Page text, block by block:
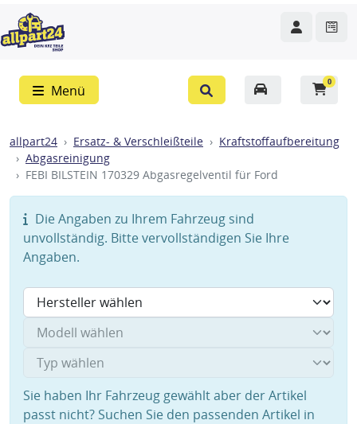
Menü
0
allpart24 Ersatz- & Verschleißteile
Kraftstoffaufbereitung
Abgasreinigung
FEBI BILSTEIN 170329 Abgasregelventil für Ford
Die Angaben zu Ihrem Fahrzeug sind
unvollständig. Bitte vervollständigen Sie Ihre
Angaben.
Sie haben Ihr Fahrzeug gewählt aber der Artikel
passt nicht? Suchen Sie den passenden Artikel in